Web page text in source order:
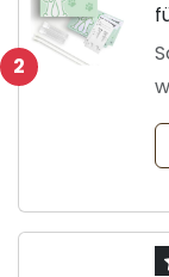
2